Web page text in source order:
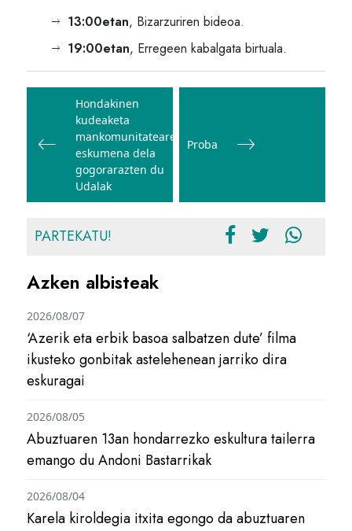
13:00etan, Bizarzuriren bideoa.
19:00etan, Erregeen kabalgata birtuala.
Bidalketetan
zehar
nabigatu
Hondakinen
kudeaketa
mankomunitatearen
eskumena dela
gogorarazten du
Udalak
Proba
PARTEKATU!
Azken albisteak
‘Azerik eta erbik basoa salbatzen dute’ filma
ikusteko gonbitak astelehenean jarriko dira
eskuragai
2026/08/07
Abuztuaren 13an hondarrezko eskultura tailerra
emango du Andoni Bastarrikak
2026/08/05
Karela kiroldegia itxita egongo da abuztuaren
2026/08/04